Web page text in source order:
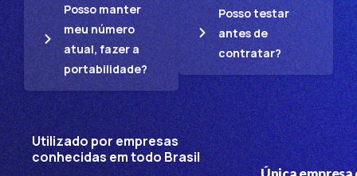
Posso manter
meu número
atual, fazer a
portabilidade?
Posso testar
antes de
contratar?
Utilizado por empresas
conhecidas em todo Brasil